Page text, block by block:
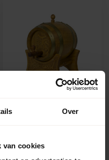
Over
van cookies
kraan